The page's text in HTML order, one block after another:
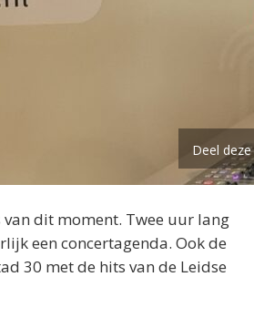
Deel
dit moment. Twee uur lang
een concertagenda. Ook de
30 met de hits van de Leidse